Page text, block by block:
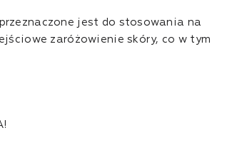
jest do stosowania na
zaróżowienie skóry, co w tym